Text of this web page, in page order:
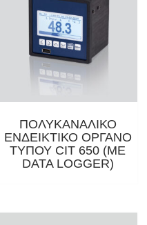
ΠΟΛΥΚΑΝΑΛΙΚΟ
ΕΝΔΕΙΚΤΙΚΟ ΟΡΓΑΝΟ
ΤΥΠΟΥ CIT 650 (ΜΕ
DATA LOGGER)